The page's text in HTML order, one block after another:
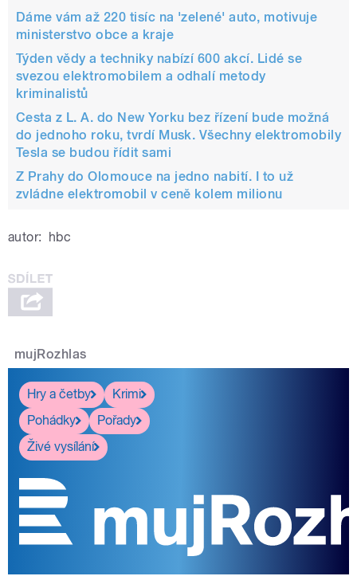
Dáme vám až 220 tisíc na 'zelené' auto, motivuje
ministerstvo obce a kraje
Týden vědy a techniky nabízí 600 akcí. Lidé se
svezou elektromobilem a odhalí metody
kriminalistů
Cesta z L. A. do New Yorku bez řízení bude možná
do jednoho roku, tvrdí Musk. Všechny elektromobily
Tesla se budou řídit sami
Z Prahy do Olomouce na jedno nabití. I to už
zvládne elektromobil v ceně kolem milionu
autor: hbc
mujRozhlas
Hry a četby
Krimi
Pohádky
Pořady
Živé vysílání